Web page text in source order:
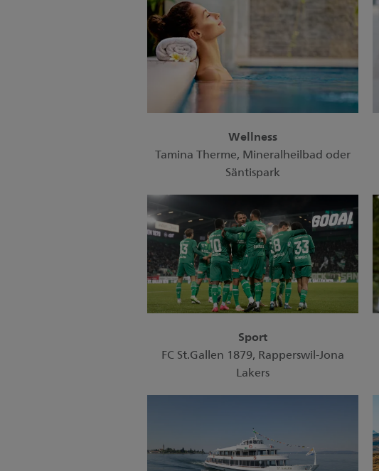
Wellness
Tamina Therme, Mineralheilbad oder
Säntispark
Sport
FC St.Gallen 1879, Rapperswil-Jona
Lakers